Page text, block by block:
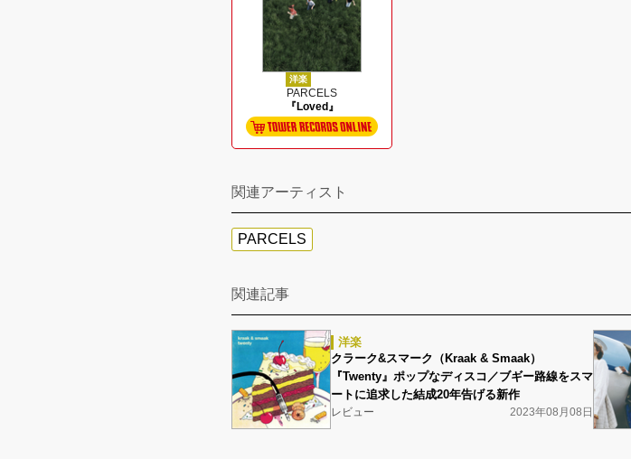
洋楽
PARCELS
『Loved』
関連アーティスト
PARCELS
関連記事
洋楽
クラーク&スマーク（Kraak & Smaak）
『Twenty』ポップなディスコ／ブギー路線をスマ
ートに追求した結成20年告げる新作
レビュー 2023年08月08日